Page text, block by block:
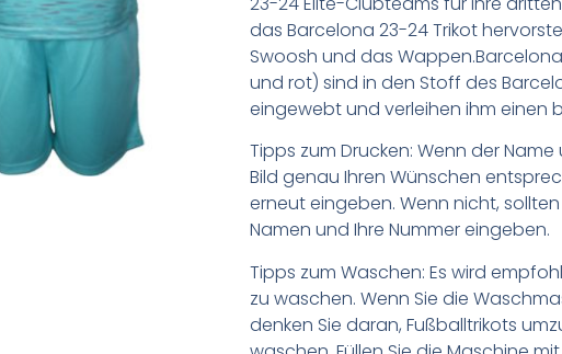
das Barcelona 23-24 Trikot
Swoosh und das
und rot) sind in den Stoff des
eingewebt und verleihen ihm einen
Tipps zum Drucken: Wenn der
Bild genau Ihren Wünschen
erneut eingeben. Wenn nicht,
Namen und Ihre Nummer eingeben.
Tipps zum Waschen: Es wird
zu waschen. Wenn Sie die
denken Sie daran, Fußballtrikots